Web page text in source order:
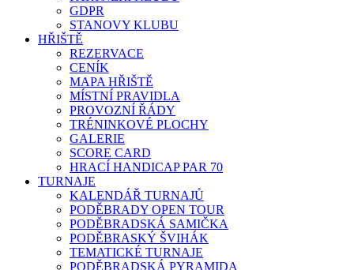
GDPR
STANOVY KLUBU
HŘIŠTĚ
REZERVACE
CENÍK
MAPA HŘIŠTĚ
MÍSTNÍ PRAVIDLA
PROVOZNÍ ŘÁDY
TRÉNINKOVÉ PLOCHY
GALERIE
SCORE CARD
HRACÍ HANDICAP PAR 70
TURNAJE
KALENDÁŘ TURNAJŮ
PODĚBRADY OPEN TOUR
PODĚBRADSKÁ SAMIČKA
PODĚBRASKÝ ŠVIHÁK
TEMATICKÉ TURNAJE
PODĚBRADSKÁ PYRAMIDA